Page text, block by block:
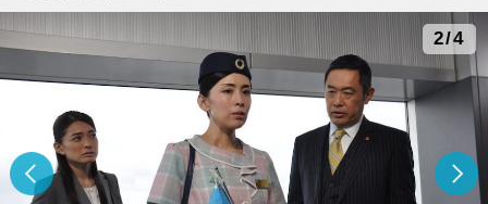
2/4